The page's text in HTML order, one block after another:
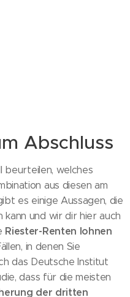
Abschluss
beurteilen, welches
aus diesen am
es einige Aussagen, die
und wir dir hier auch
Riester-Renten lohnen
in denen Sie
das Deutsche Institut
dass für die meisten
der dritten